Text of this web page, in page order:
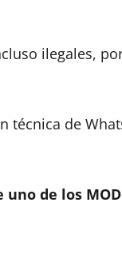
ilegales,
técnica de
de los